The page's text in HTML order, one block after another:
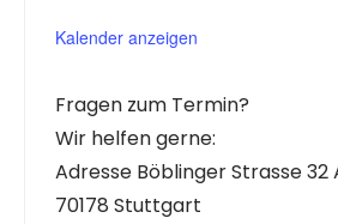
Kalender anzeigen
Fragen zum Termin?
Wir helfen gerne:
Adresse Böblinger Strasse 32
70178 Stuttgart